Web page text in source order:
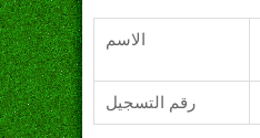
الاسم
رقم التسجيل